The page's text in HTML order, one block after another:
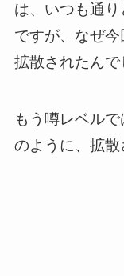
は、いつも通
ですが、なぜ
拡散されたんで
もう噂レベル
のように、拡散